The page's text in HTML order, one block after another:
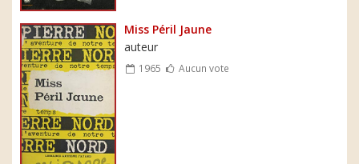
Miss Péril Jaune
auteur
1965 Aucun vote